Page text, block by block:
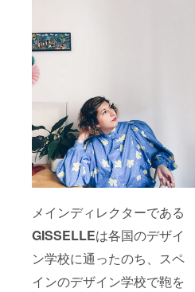
メインディレクターである
GISSELLEは各国のデザイ
ン学校に通ったのち、スペ
インのデザイン学校で鞄を